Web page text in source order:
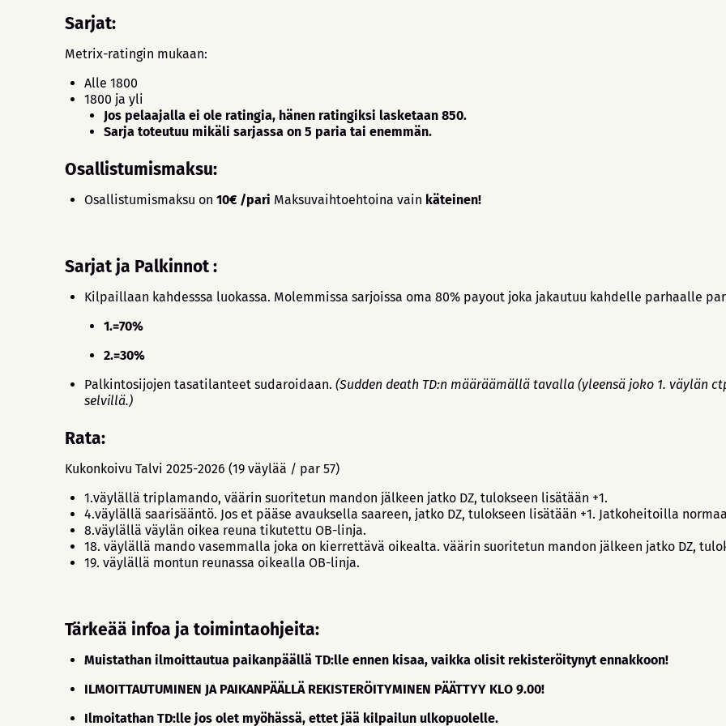
Sarjat:
Metrix-ratingin mukaan:
Alle 1800
1800 ja yli
Jos pelaajalla ei ole ratingia, hänen ratingiksi lasketaan 850.
Sarja toteutuu mikäli sarjassa on 5 paria tai enemmän.
Osallistumismaksu:
Osallistumismaksu on 10€ /pari Maksuvaihtoehtoina vain käteinen!
Sarjat ja Palkinnot :
Kilpaillaan kahdesssa luokassa. Molemmissa sarjoissa oma 80% payout joka jakautuu kahdelle parhaalle
1.=70%
2.=30%
Palkintosijojen tasatilanteet sudaroidaan. (Sudden death TD:n määräämällä tavalla (yleensä joko 1. väylän
selvillä.)
Rata:
Kukonkoivu Talvi 2025-2026 (19 väylää / par 57)
1.väylällä triplamando, väärin suoritetun mandon jälkeen jatko DZ, tulokseen lisätään +1.
4.väylällä saarisääntö. Jos et pääse avauksella saareen, jatko DZ, tulokseen lisätään +1. Jatkoheitoilla
8.väylällä väylän oikea reuna tikutettu OB-linja.
18. väylällä mando vasemmalla joka on kierrettävä oikealta. väärin suoritetun mandon jälkeen jatko DZ,
19. väylällä montun reunassa oikealla OB-linja.
Tärkeää infoa ja toimintaohjeita:
Muistathan ilmoittautua paikanpäällä TD:lle ennen kisaa, vaikka olisit rekisteröitynyt ennakkoon!
ILMOITTAUTUMINEN JA PAIKANPÄÄLLÄ REKISTERÖITYMINEN PÄÄTTYY KLO 9.00!
Ilmoitathan TD:lle jos olet myöhässä, ettet jää kilpailun ulkopuolelle.